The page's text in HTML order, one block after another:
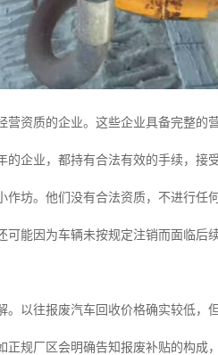
资质的企业。这些企业具备完整的
企业，都持有合法有效的手续，接
坊。他们没有合法资质，不进行任
能因为车辆未按规定注销而面临后
以往报废汽车回收价格确实较低，
规厂区会明确告知报废补贴的构成